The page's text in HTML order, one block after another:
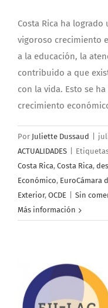
Costa Rica ha
vigoroso crecimiento
a la educación, la
contribuido a que
con la vida. Esto se
crecimiento
Por Juliette Dussaud
ACTUALIDADES
Costa Rica, Costa Rica,
Económico, EuroCámara
Exterior, OCDE
Sin
Más información